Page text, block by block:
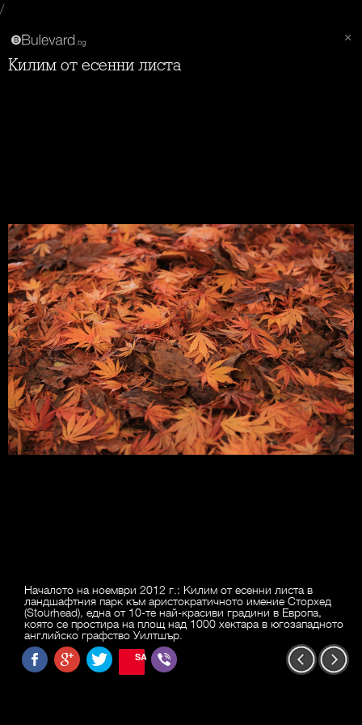
/
Килим от есенни листа
Началото на ноември 2012 г.: Килим от есенни листа в
ландшафтния парк към аристократичното имение Сторхед
(Stourhead), една от 10-те най-красиви градини в Европа,
която се простира на площ над 1000 хектара в югозападното
английско графство Уилтшър.
SAVE